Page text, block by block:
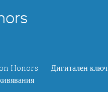
Honors
Дигитален ключ